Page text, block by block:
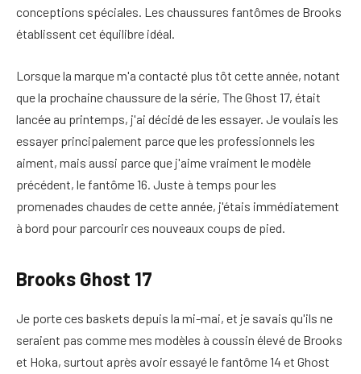
conceptions spéciales. Les chaussures fantômes de Brooks
établissent cet équilibre idéal.
Lorsque la marque m'a contacté plus tôt cette année, notant
que la prochaine chaussure de la série, The Ghost 17, était
lancée au printemps, j'ai décidé de les essayer. Je voulais les
essayer principalement parce que les professionnels les
aiment, mais aussi parce que j'aime vraiment le modèle
précédent, le fantôme 16. Juste à temps pour les
promenades chaudes de cette année, j'étais immédiatement
à bord pour parcourir ces nouveaux coups de pied.
Brooks Ghost 17
Je porte ces baskets depuis la mi-mai, et je savais qu'ils ne
seraient pas comme mes modèles à coussin élevé de Brooks
et Hoka, surtout après avoir essayé le fantôme 14 et Ghost